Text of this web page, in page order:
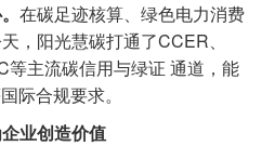
在碳足迹核算、绿色电力消费
，阳光慧碳打通了CCER、
等主流碳信用与绿证 通道，能
际合规要求。
业创造价值